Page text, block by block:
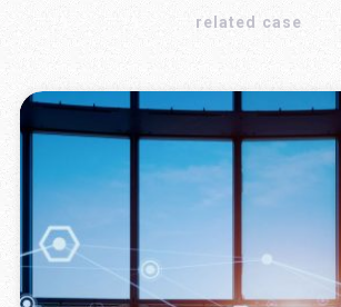
related case